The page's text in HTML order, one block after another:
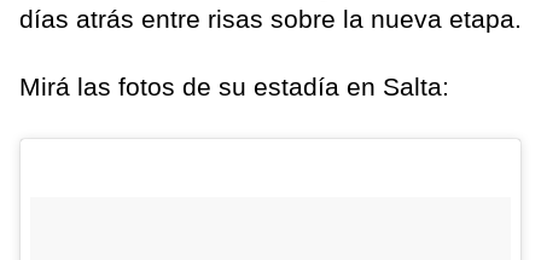
días atrás entre risas sobre la nueva etapa.
Mirá las fotos de su estadía en Salta: